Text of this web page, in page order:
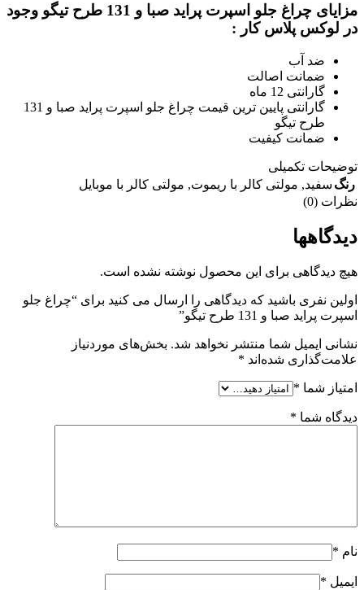
مزایای چراغ جلو اسپرت پراید صبا و 131 طرح تیگو وجود
در لوکس پلاس کار :
ضد آب
ضمانت اصالت
گارانتی 12 ماه
گارانتی پایین ترین قیمت چراغ جلو اسپرت پراید صبا و 131
طرح تیگو
ضمانت کیفیت
توضیحات تکمیلی
رنگ سفید, مولتی کالر با ریموت, مولتی کالر با موبایل
نظرات (0)
دیدگاهها
هیچ دیدگاهی برای این محصول نوشته نشده است.
اولین نفری باشید که دیدگاهی را ارسال می کنید برای “چراغ جلو
اسپرت پراید صبا و 131 طرح تیگو”
نشانی ایمیل شما منتشر نخواهد شد. بخش‌های موردنیاز
علامت‌گذاری شده‌اند *
امتیاز شما *
دیدگاه شما *
نام *
ایمیل *